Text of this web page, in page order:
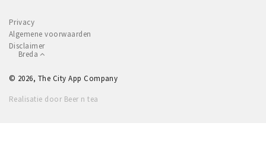
Privacy
Algemene voorwaarden
Disclaimer
Breda
© 2026, The City App Company
Realisatie door Beer n tea